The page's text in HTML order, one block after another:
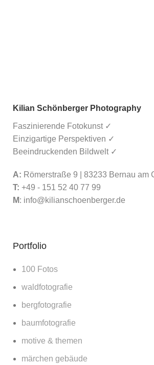
Kilian Schönberger Photography
Faszinierende Fotokunst ✓
Einzigartige Perspektiven ✓
Beeindruckenden Bildwelt ✓
A: Römerstraße 9 | 83233 Bernau am
T: +49 - 151 52 40 77 99
M: info@kilianschoenberger.de
Portfolio
100 Fotos
waldfotografie
bergfotografie
baumfotografie
motive & themen
märchen gebäude